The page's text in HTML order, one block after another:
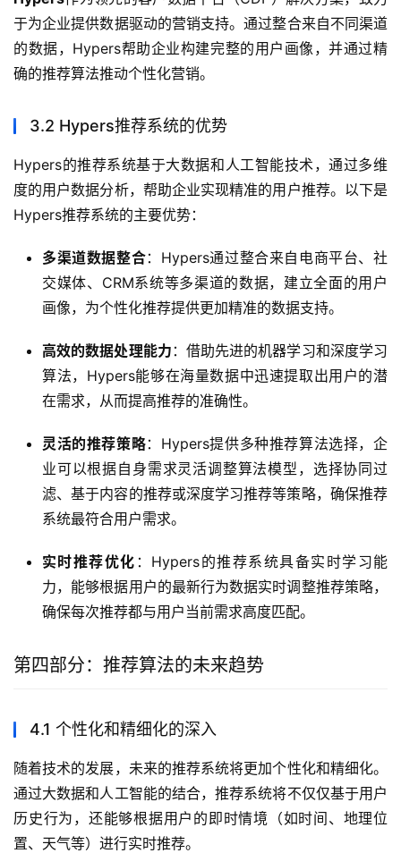
于为企业提供数据驱动的营销支持。通过整合来自不同渠道
的数据，Hypers帮助企业构建完整的用户画像，并通过精
确的推荐算法推动个性化营销。
3.2 Hypers推荐系统的优势
Hypers的推荐系统基于大数据和人工智能技术，通过多维
度的用户数据分析，帮助企业实现精准的用户推荐。以下是
Hypers推荐系统的主要优势：
多渠道数据整合：Hypers通过整合来自电商平台、社
交媒体、CRM系统等多渠道的数据，建立全面的用户
画像，为个性化推荐提供更加精准的数据支持。
高效的数据处理能力 ：借助先进的机器学习和深度学习
算法，Hypers能够在海量数据中迅速提取出用户的潜
在需求，从而提高推荐的准确性。
灵活的推荐策略：Hypers提供多种推荐算法选择，企
业可以根据自身需求灵活调整算法模型，选择协同过
滤、基于内容的推荐或深度学习推荐等策略，确保推荐
系统最符合用户需求。
实时推荐优化 ：Hypers的推荐系统具备实时学习能
力，能够根据用户的最新行为数据实时调整推荐策略，
确保每次推荐都与用户当前需求高度匹配。
第四部分：推荐算法的未来趋势
4.1 个性化和精细化的深入
随着技术的发展，未来的推荐系统将更加个性化和精细化。
通过大数据和人工智能的结合，推荐系统将不仅仅基于用户
历史行为，还能够根据用户的即时情境（如时间、地理位
置、天气等）进行实时推荐。